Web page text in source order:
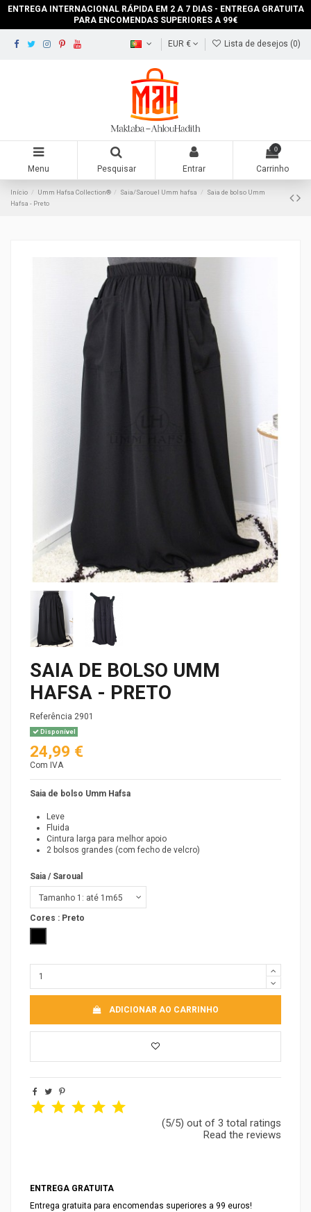
ENTREGA INTERNACIONAL RÁPIDA EM 2 A 7 DIAS - ENTREGA GRATUITA
PARA ENCOMENDAS SUPERIORES A 99€
EUR € Lista de desejos (0)
Menu Pesquisar Entrar
0
Carrinho
Início Umm Hafsa Collection® Saia/Sarouel Umm hafsa
Saia de bolso Umm
Hafsa - Preto
SAIA DE BOLSO UMM
HAFSA - PRETO
Referência 2901
Disponível
24,99 €
Com IVA
Saia de bolso Umm Hafsa
Leve
Fluida
Cintura larga para melhor apoio
2 bolsos grandes (com fecho de velcro)
Saia / Saroual
Cores : Preto
ADICIONAR AO CARRINHO
(5/5) out of 3 total ratings
Read the reviews
ENTREGA GRATUITA
Entrega gratuita para encomendas superiores a 99 euros!